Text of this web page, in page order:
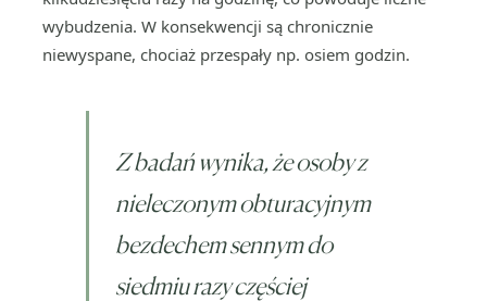
wybudzenia. W konsekwencji są chronicznie
niewyspane, chociaż przespały np. osiem godzin.
Z badań wynika, że osoby z
nieleczonym obturacyjnym
bezdechem sennym do
siedmiu razy częściej